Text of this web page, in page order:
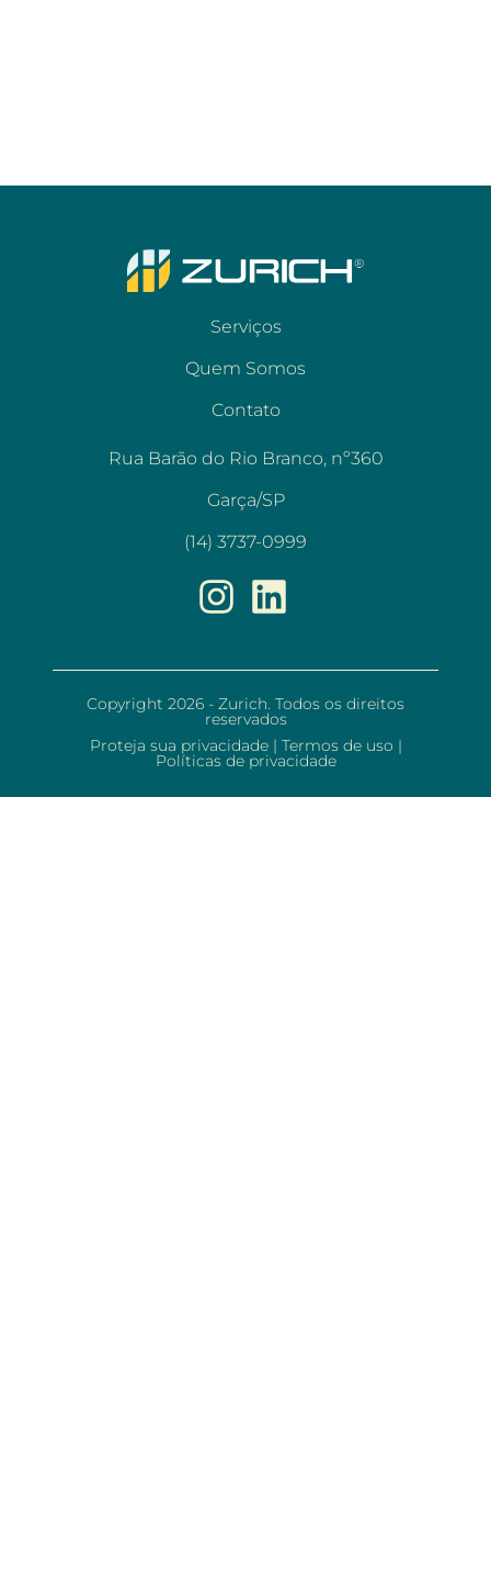
Serviços
Quem Somos
Contato
Rua Barão do Rio Branco, nº360
Garça/SP
(14) 3737-0999
Copyright 2026 - Zurich. Todos os direitos
reservados
Proteja sua privacidade | Termos de uso |
Políticas de privacidade